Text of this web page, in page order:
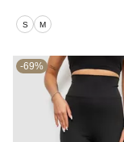
S M
-69%